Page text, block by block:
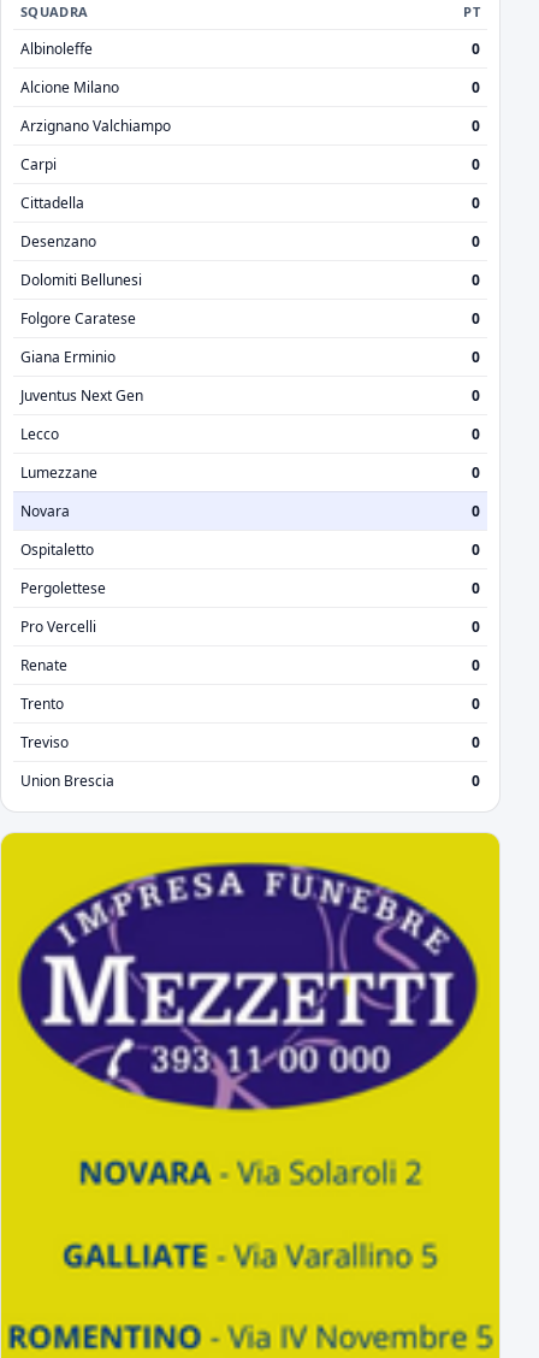
SQUADRA PT
Albinoleffe
0
Alcione Milano
0
Arzignano Valchiampo
0
Carpi
0
Cittadella
0
Desenzano
0
Dolomiti Bellunesi
0
Folgore Caratese
0
Giana Erminio
0
Juventus Next Gen
0
Lecco
0
Lumezzane
0
Novara
0
Ospitaletto
0
Pergolettese
0
Pro Vercelli
0
Renate
0
Trento
0
Treviso
0
Union Brescia
0